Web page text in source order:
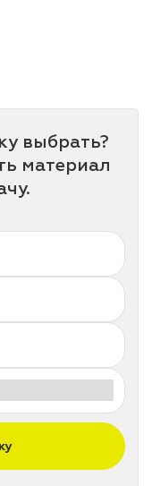
выбрать?
материал